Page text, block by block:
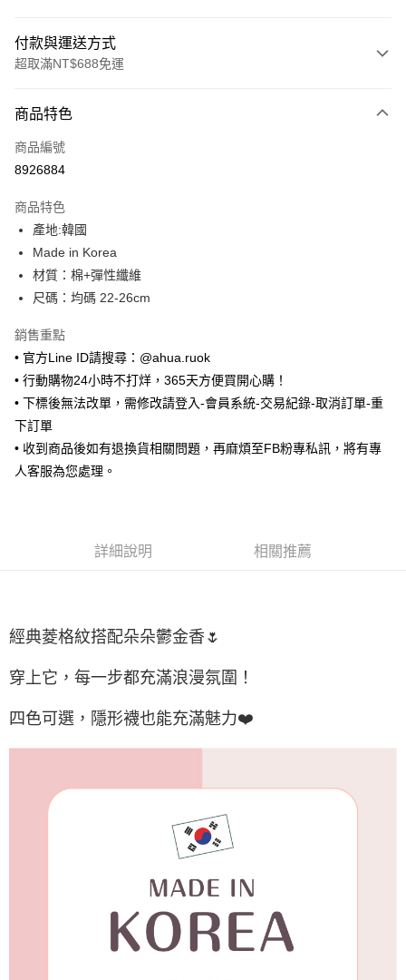
付款與運送方式
超取滿NT$688免運
信用卡一次付款
超商取貨付款
Apple Pay
街口支付
悠遊付
ATM付款
全家取貨付款
每筆NT$65，滿NT$688(含以上)免運費
付款後全家取貨
每筆NT$65，滿NT$688(含以上)免運費
宅配
每筆NT$125，滿NT$1,500(含以上)免運費
其他海外郵寄 查看運費
商品特色
商品編號
8926884
商品特色
產地:韓國
Made in Korea
材質：棉+彈性纖維
尺碼：均碼 22-26cm
銷售重點
• 官方Line ID請搜尋：@ahua.ruok
• 行動購物24小時不打烊，365天方便買開心購！
• 下標後無法改單，需修改請登入-會員系統-交易紀錄-取消訂單-重
下訂單
• 收到商品後如有退換貨相關問題，再麻煩至FB粉專私訊，將有專
人客服為您處理。
詳細說明 相關推薦
經典菱格紋搭配朵朵鬱金香🌷
穿上它，每一步都充滿浪漫氛圍！
四色可選，隱形襪也能充滿魅力❤️